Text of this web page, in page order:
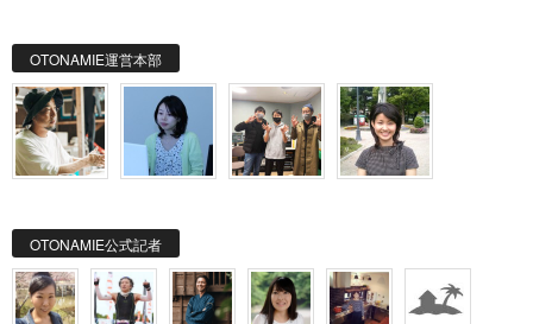
OTONAMIE運営本部
OTONAMIE公式記者